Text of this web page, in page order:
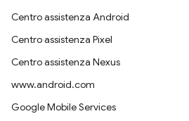
Centro assistenza Android
Centro assistenza Pixel
Centro assistenza Nexus
www.android.com
Google Mobile Services